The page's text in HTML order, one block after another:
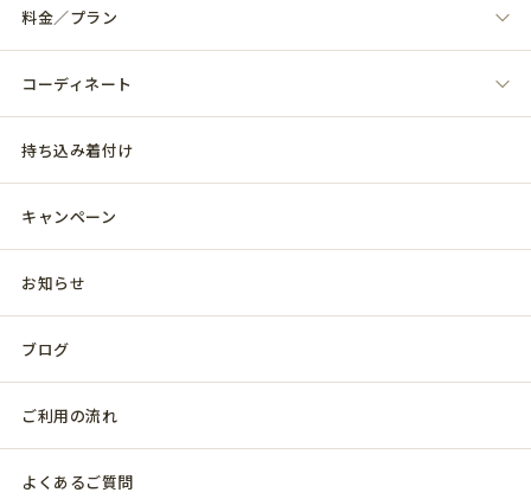
料金／プラン
コーディネート
持ち込み着付け
キャンペーン
お知らせ
ブログ
ご利用の流れ
よくあるご質問